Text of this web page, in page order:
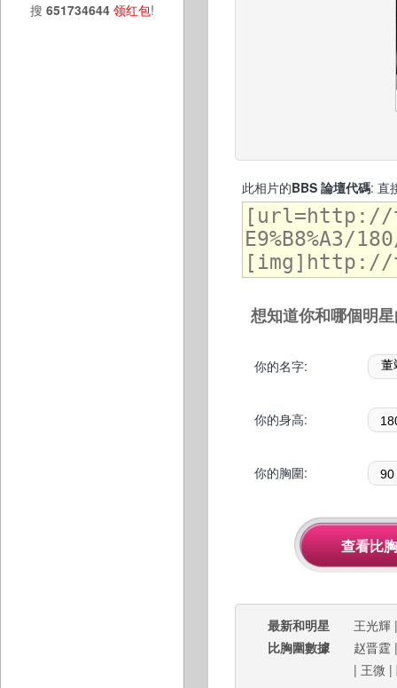
搜 651734644 领红包!
此相片的BBS 論壇代碼: 直
想知道你和哪個明
你的名字:
你的身高:
你的胸圍:
最新和明星
比胸圍數據
王光輝
赵晋霆
| 王微 |